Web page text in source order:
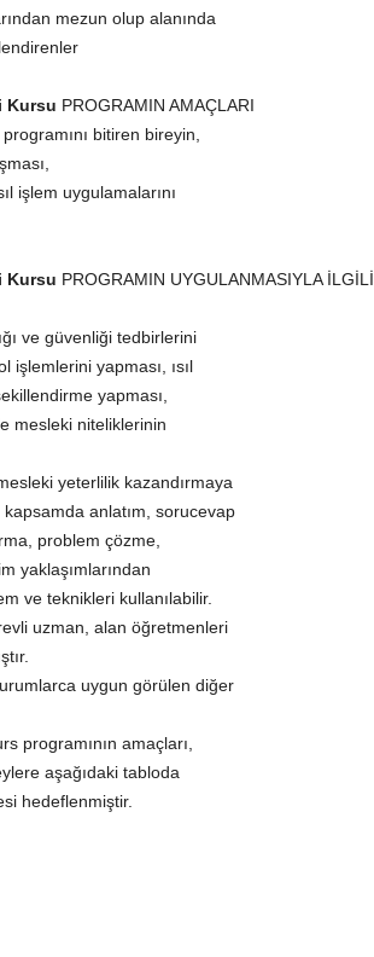
mezun olup alanında
Kursu PROGRAMIN AMAÇLARI
bitiren bireyin,
işlem uygulamalarını
Kursu PROGRAMIN UYGULANMASIYLA İLGİLİ
ve güvenliği tedbirlerini
yapması, ısıl
yapması,
mesleki niteliklerinin
yeterlilik kazandırmaya
anlatım, sorucevap
problem çözme,
yaklaşımlarından
ve teknikleri kullanılabilir.
uzman, alan öğretmenleri
uygun görülen diğer
programının amaçları,
aşağıdaki tabloda
hedeflenmiştir.